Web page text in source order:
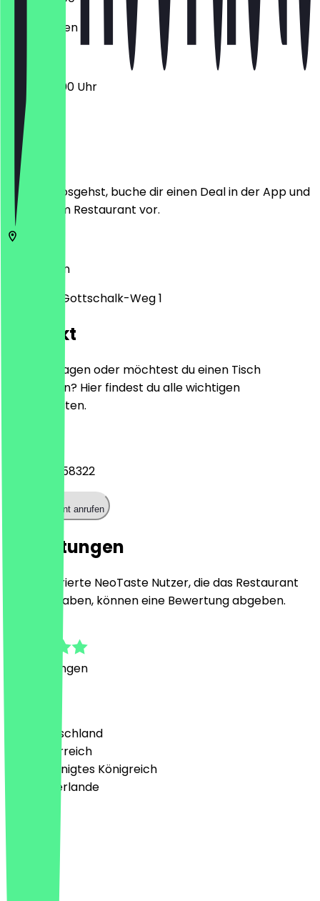
Geschlossen
06:30 - 19:00 Uhr
Ort
Bevor du losgehst, buche dir einen Deal in der App und
zeige ihn im Restaurant vor.
Berlin
Joachim-Gottschalk-Weg 1
Kontakt
Hast du Fragen oder möchtest du einen Tisch
reservieren? Hier findest du alle wichtigen
Kontaktdaten.
+493060258322
Restaurant anrufen
Bewertungen
Nur registrierte NeoTaste Nutzer, die das Restaurant
besucht haben, können eine Bewertung abgeben.
Bewertungen
🇩🇪 Deutschland
🇦🇹 Österreich
🇬🇧 Vereinigtes Königreich
🇳🇱 Niederlande
Deutsch
English